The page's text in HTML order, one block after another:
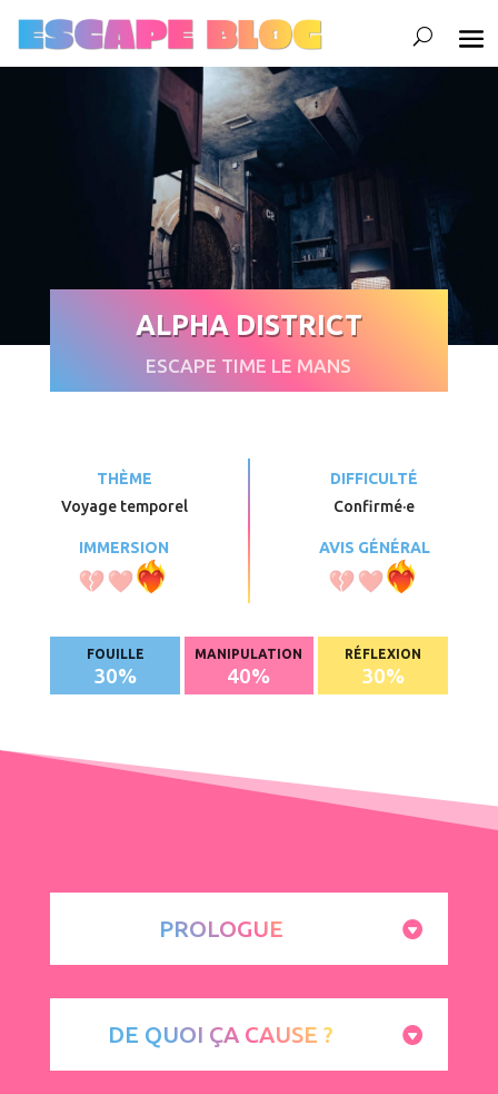
ALPHA DISTRICT
ESCAPE TIME LE MANS
THÈME
Voyage temporel
DIFFICULTÉ
Confirmé·e
IMMERSION AVIS GÉNÉRAL
FOUILLE
30%
MANIPULATION
40%
RÉFLEXION
30%
PROLOGUE
DE QUOI ÇA CAUSE ?